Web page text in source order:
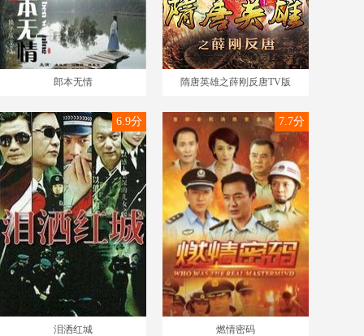
郎本无情 隋唐英雄之薛刚反唐TV版
泪洒红城
6.9分
燃情密码
7.7分